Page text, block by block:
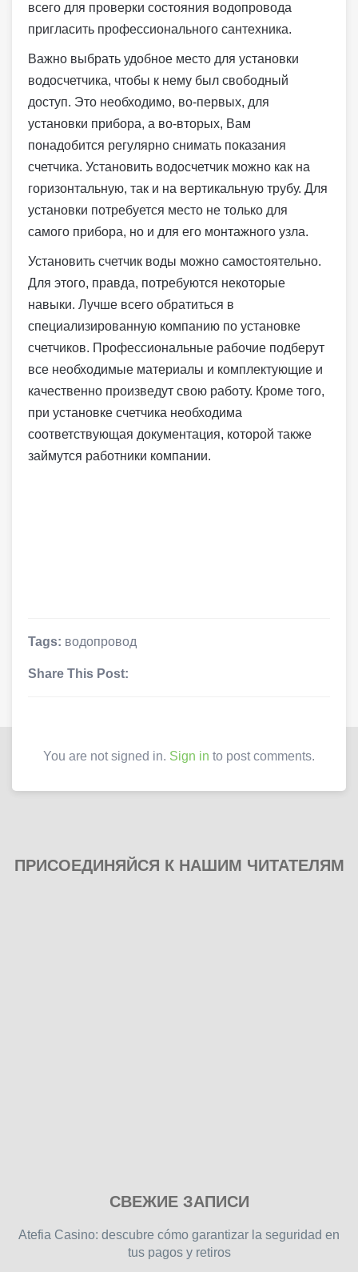
всего для проверки состояния водопровода
пригласить профессионального сантехника.
Важно выбрать удобное место для установки
водосчетчика, чтобы к нему был свободный
доступ. Это необходимо, во-первых, для
установки прибора, а во-вторых, Вам
понадобится регулярно снимать показания
счетчика. Установить водосчетчик можно как на
горизонтальную, так и на вертикальную трубу. Для
установки потребуется место не только для
самого прибора, но и для его монтажного узла.
Установить счетчик воды можно самостоятельно.
Для этого, правда, потребуются некоторые
навыки. Лучше всего обратиться в
специализированную компанию по установке
счетчиков. Профессиональные рабочие подберут
все необходимые материалы и комплектующие и
качественно произведут свою работу. Кроме того,
при установке счетчика необходима
соответствующая документация, которой также
займутся работники компании.
Tags: водопровод
Share This Post:
You are not signed in. Sign in to post comments.
ПРИСОЕДИНЯЙСЯ К НАШИМ ЧИТАТЕЛЯМ
free
СВЕЖИЕ ЗАПИСИ
Atefia Casino: descubre cómo garantizar la seguridad en
tus pagos y retiros